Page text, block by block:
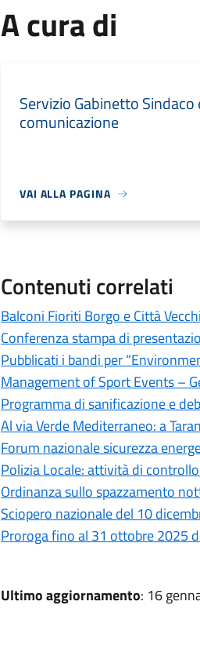
A cura di
Servizio Gabinetto Sindaco
comunicazione
VAI ALLA PAGINA
Contenuti correlati
Balconi Fioriti Borgo e Città
Conferenza stampa di
Pubblicati i bandi per
Management of Sport Events –
Programma di sanificazione e
Al via Verde Mediterraneo: a
Forum nazionale sicurezza
Polizia Locale: attività di
Ordinanza sullo spazzamento
Sciopero nazionale del 10
Proroga fino al 31 ottobre 2025
Ultimo aggiornamento: 16